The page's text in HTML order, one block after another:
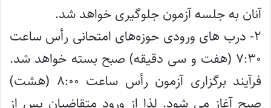
آنان به جلسه آزمون جلوگیری خواهد شد.
۲- درب های ورودی حوزه‌های امتحانی رأس ساعت
۷:۳۰ (هفت و سی دقیقه) صبح بسته خواهد شد.
فرآیند برگزاری آزمون رأس ساعت ۸:۰۰ (هشت)
صبح آغاز می شود. لذا از ورود متقاضیان پس از